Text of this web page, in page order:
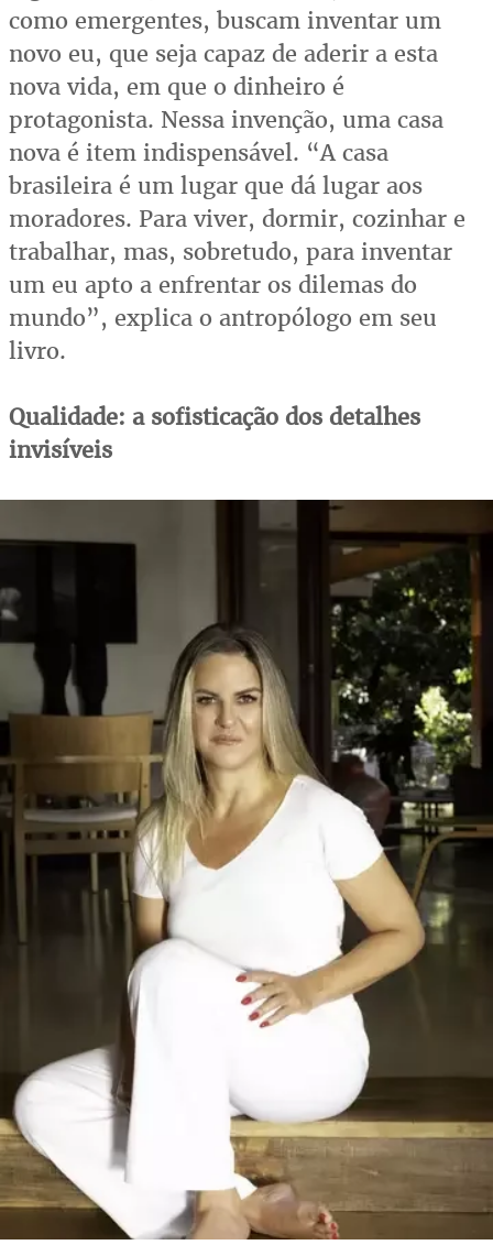
como emergentes, buscam inventar um
novo eu, que seja capaz de aderir a esta
nova vida, em que o dinheiro é
protagonista. Nessa invenção, uma casa
nova é item indispensável. “A casa
brasileira é um lugar que dá lugar aos
moradores. Para viver, dormir, cozinhar e
trabalhar, mas, sobretudo, para inventar
um eu apto a enfrentar os dilemas do
mundo”, explica o antropólogo em seu
livro.
Qualidade: a sofisticação dos detalhes
invisíveis